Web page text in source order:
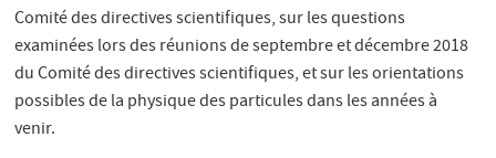
Comité des directives scientifiques, sur les questions
examinées lors des réunions de septembre et décembre 2018
du Comité des directives scientifiques, et sur les orientations
possibles de la physique des particules dans les années à
venir.